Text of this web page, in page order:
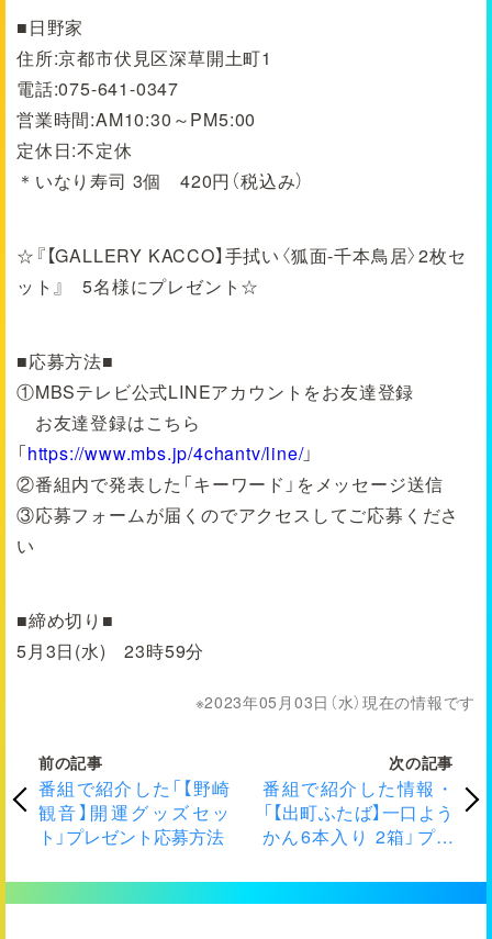
■日野家
住所:京都市伏見区深草開土町1
電話:075-641-0347
営業時間:AM10:30～PM5:00
定休日:不定休
＊いなり寿司 3個 420円（税込み）
☆『【GALLERY KACCO】手拭い〈狐面-千本鳥居〉2枚セ
ット』 5名様にプレゼント☆
■応募方法■
①MBSテレビ公式LINEアカウントをお友達登録
お友達登録はこちら
「https://www.mbs.jp/4chantv/line/」
②番組内で発表した「キーワード」をメッセージ送信
③応募フォームが届くのでアクセスしてご応募くださ
い
■締め切り■
5月3日(水) 23時59分
2023年05月03日（水）現在の情報です
前の記事
番組で紹介した「【野崎
観音】開運グッズセッ
ト」プレゼント応募方法
次の記事
番組で紹介した情報・
「【出町ふたば】一口よう
かん6本入り 2箱」プレ